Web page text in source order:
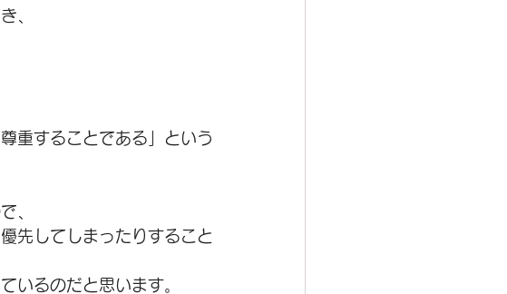
、
重することである」という
、
先してしまったりすること
いるのだと思います。